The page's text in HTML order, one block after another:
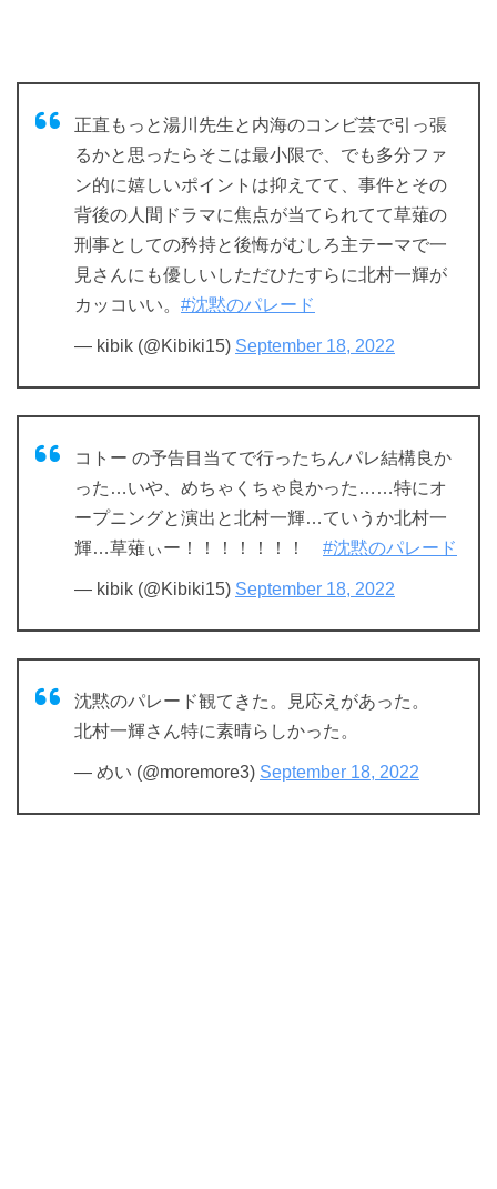
正直もっと湯川先生と内海のコンビ芸で引っ張
るかと思ったらそこは最小限で、でも多分ファ
ン的に嬉しいポイントは抑えてて、事件とその
背後の人間ドラマに焦点が当てられてて草薙の
刑事としての矜持と後悔がむしろ主テーマで一
見さんにも優しいしただひたすらに北村一輝が
カッコいい。 #沈黙のパレード
— kibik (@Kibiki15) September 18, 2022
コトー の予告目当てで行ったちんパレ結構良か
った…いや、めちゃくちゃ良かった……特にオ
ープニングと演出と北村一輝…ていうか北村一
輝…草薙ぃー！！！！！！！ #沈黙のパレード
— kibik (@Kibiki15) September 18, 2022
沈黙のパレード観てきた。見応えがあった。
北村一輝さん特に素晴らしかった。
— めい (@moremore3) September 18, 2022